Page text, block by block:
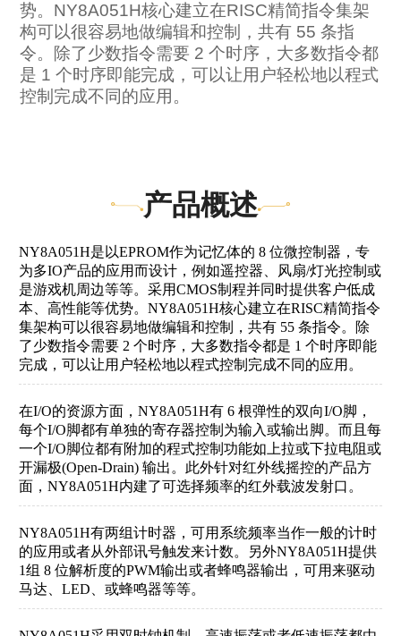
势。NY8A051H核心建立在RISC精简指令集架
构可以很容易地做编辑和控制，共有 55 条指
令。除了少数指令需要 2 个时序，大多数指令都
是 1 个时序即能完成，可以让用户轻松地以程式
控制完成不同的应用。
产品概述
NY8A051H是以EPROM作为记忆体的 8 位微控制器，专
为多IO产品的应用而设计，例如遥控器、风扇/灯光控制或
是游戏机周边等等。采用CMOS制程并同时提供客户低成
本、高性能等优势。NY8A051H核心建立在RISC精简指令
集架构可以很容易地做编辑和控制，共有 55 条指令。除
了少数指令需要 2 个时序，大多数指令都是 1 个时序即能
完成，可以让用户轻松地以程式控制完成不同的应用。
在I/O的资源方面，NY8A051H有 6 根弹性的双向I/O脚，
每个I/O脚都有单独的寄存器控制为输入或输出脚。而且每
一个I/O脚位都有附加的程式控制功能如上拉或下拉电阻或
开漏极(Open-Drain) 输出。此外针对红外线摇控的产品方
面，NY8A051H内建了可选择频率的红外载波发射口。
NY8A051H有两组计时器，可用系统频率当作一般的计时
的应用或者从外部讯号触发来计数。另外NY8A051H提供
1组 8 位解析度的PWM输出或者蜂鸣器输出，可用来驱动
马达、LED、或蜂鸣器等等。